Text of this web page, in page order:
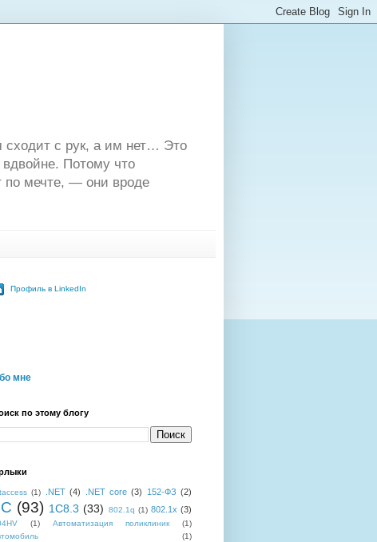
сходит с рук, а им нет… Это
Потому что
по мечте, — они вроде
Профиль в LinkedIn
мне
по этому блогу
(1) .NET (4) .NET core (3) 152-ФЗ (2)
(93) 1C8.3 (33) 802.1q (1) 802.1x (3)
(1) Автоматизация поликлиник
(1)
(1)